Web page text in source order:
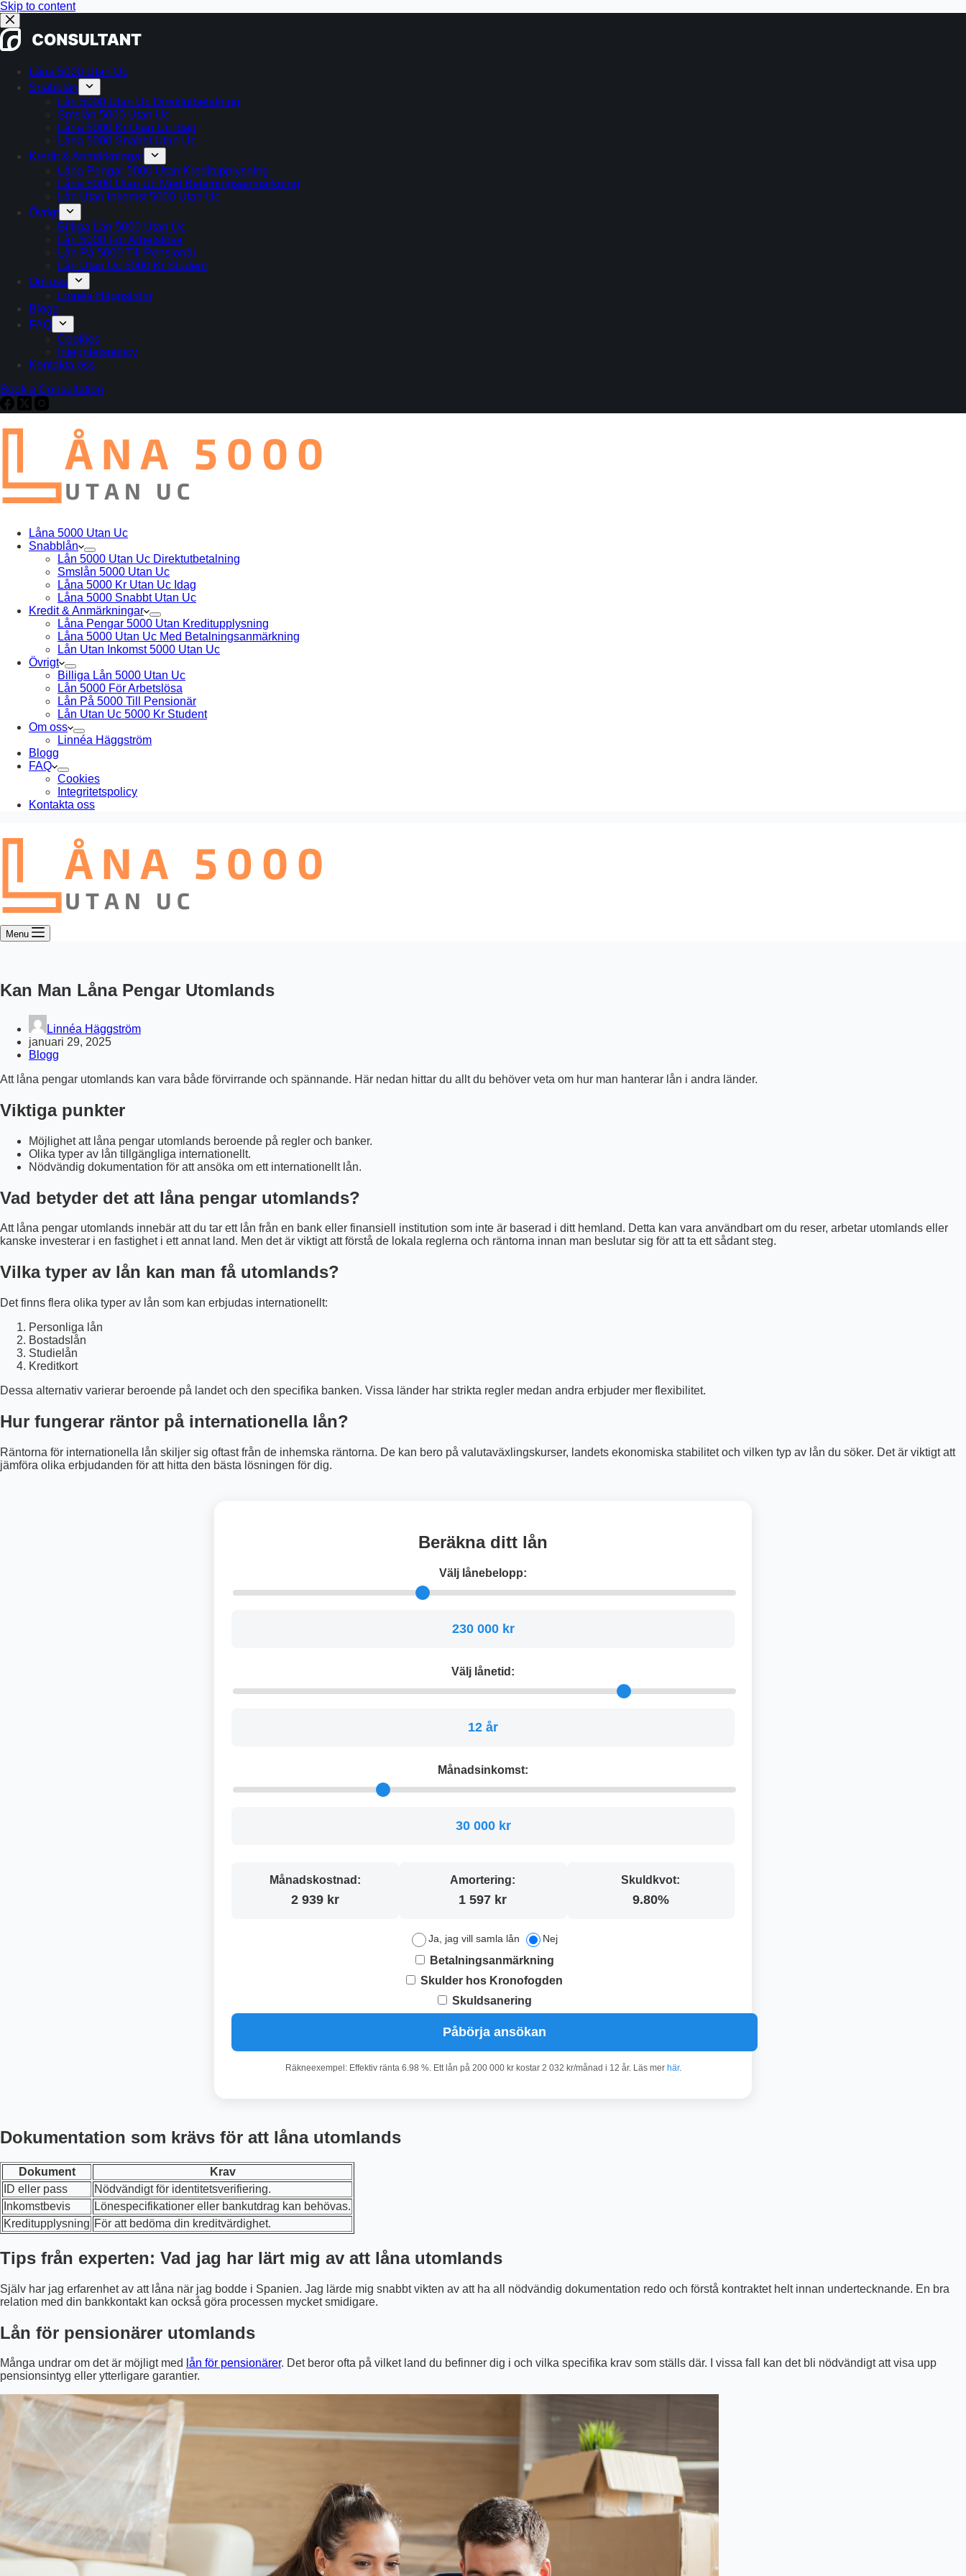
Skip to content
Låna 5000 Utan Uc
Snabblån
Lån 5000 Utan Uc Direktutbetalning
Smslån 5000 Utan Uc
Låna 5000 Kr Utan Uc Idag
Låna 5000 Snabbt Utan Uc
Kredit & Anmärkningar
Låna Pengar 5000 Utan Kreditupplysning
Låna 5000 Utan Uc Med Betalningsanmärkning
Lån Utan Inkomst 5000 Utan Uc
Övrigt
Billiga Lån 5000 Utan Uc
Lån 5000 För Arbetslösa
Lån På 5000 Till Pensionär
Lån Utan Uc 5000 Kr Student
Om oss
Linnéa Häggström
Blogg
FAQ
Cookies
Integritetspolicy
Kontakta oss
Book a Consultation
Låna 5000 Utan Uc
Snabblån
Lån 5000 Utan Uc Direktutbetalning
Smslån 5000 Utan Uc
Låna 5000 Kr Utan Uc Idag
Låna 5000 Snabbt Utan Uc
Kredit & Anmärkningar
Låna Pengar 5000 Utan Kreditupplysning
Låna 5000 Utan Uc Med Betalningsanmärkning
Lån Utan Inkomst 5000 Utan Uc
Övrigt
Billiga Lån 5000 Utan Uc
Lån 5000 För Arbetslösa
Lån På 5000 Till Pensionär
Lån Utan Uc 5000 Kr Student
Om oss
Linnéa Häggström
Blogg
FAQ
Cookies
Integritetspolicy
Kontakta oss
Menu
Kan Man Låna Pengar Utomlands
Linnéa Häggström
januari 29, 2025
Blogg
Att låna pengar utomlands kan vara både förvirrande och spännande. Här nedan hittar du allt du behöver veta om hur man hanterar lån i andra länder.
Viktiga punkter
Möjlighet att låna pengar utomlands beroende på regler och banker.
Olika typer av lån tillgängliga internationellt.
Nödvändig dokumentation för att ansöka om ett internationellt lån.
Vad betyder det att låna pengar utomlands?
Att låna pengar utomlands innebär att du tar ett lån från en bank eller finansiell institution som inte är baserad i ditt hemland. Detta kan vara användbart om du reser, arbetar utomlands eller
kanske investerar i en fastighet i ett annat land. Men det är viktigt att förstå de lokala reglerna och räntorna innan man beslutar sig för att ta ett sådant steg.
Vilka typer av lån kan man få utomlands?
Det finns flera olika typer av lån som kan erbjudas internationellt:
Personliga lån
Bostadslån
Studielån
Kreditkort
Dessa alternativ varierar beroende på landet och den specifika banken. Vissa länder har strikta regler medan andra erbjuder mer flexibilitet.
Hur fungerar räntor på internationella lån?
Räntorna för internationella lån skiljer sig oftast från de inhemska räntorna. De kan bero på valutaväxlingskurser, landets ekonomiska stabilitet och vilken typ av lån du söker. Det är viktigt att
jämföra olika erbjudanden för att hitta den bästa lösningen för dig.
Beräkna ditt lån
Välj lånebelopp:
230 000 kr
Välj lånetid:
12 år
Månadsinkomst:
30 000 kr
Månadskostnad:
2 939 kr
Amortering:
1 597 kr
Skuldkvot:
9.80%
Ja, jag vill samla lån Nej
Betalningsanmärkning
Skulder hos Kronofogden
Skuldsanering
Påbörja ansökan
Räkneexempel: Effektiv ränta 6.98 %. Ett lån på 200 000 kr kostar 2 032 kr/månad i 12 år. Läs mer här.
Dokumentation som krävs för att låna utomlands
Dokument
Krav
ID eller pass
Nödvändigt för identitetsverifiering.
Inkomstbevis
Lönespecifikationer eller bankutdrag kan behövas.
Kreditupplysning För att bedöma din kreditvärdighet.
Tips från experten: Vad jag har lärt mig av att låna utomlands
Själv har jag erfarenhet av att låna när jag bodde i Spanien. Jag lärde mig snabbt vikten av att ha all nödvändig dokumentation redo och förstå kontraktet helt innan undertecknande. En bra
relation med din bankkontakt kan också göra processen mycket smidigare.
Lån för pensionärer utomlands
Många undrar om det är möjligt med lån för pensionärer. Det beror ofta på vilket land du befinner dig i och vilka specifika krav som ställs där. I vissa fall kan det bli nödvändigt att visa upp
pensionsintyg eller ytterligare garantier.